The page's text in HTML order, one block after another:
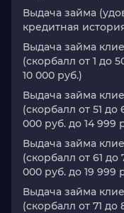
Выдача займа
кредитная
Выдача займа
(cкорбалл от 1 до
10 000 руб.)
Выдача займа
(cкорбалл от 51
000 руб. до 14 999
Выдача займа
(cкорбалл от 61
000 руб. до 19 999
Выдача займа
(cкорбалл от 71